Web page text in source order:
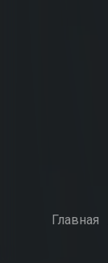
Главная